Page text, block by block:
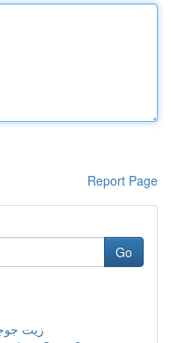
Report Page
Go
زيت